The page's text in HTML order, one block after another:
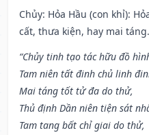
Chủy: Hỏa Hầu (con khỉ):
cất, thưa kiện, hay mai
“Chủy tinh tạo tác hữu đồ
Tam niên tất đinh chủ linh
Mai táng tốt tử đa do thử,
Thủ định Dần niên tiện sát
Tam tang bất chỉ giai do thử,